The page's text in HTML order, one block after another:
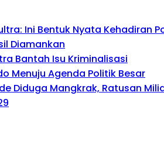
Ini Bentuk Nyata Kehadiran
Diamankan
Bantah Isu Kriminalisasi
Menuju Agenda Politik Besar
Diduga Mangkrak, Ratusan